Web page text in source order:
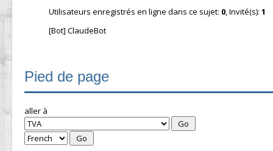
Utilisateurs enregistrés en ligne dans ce sujet: 0, Invité(s): 1
[Bot] ClaudeBot
Pied de page
aller à